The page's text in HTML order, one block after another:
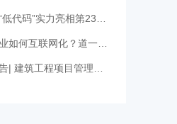
码”实力亮相第23届深圳高交会
互联网化？道一云带来新的转型思路
工程项目管理方案，4大模块专项拆解